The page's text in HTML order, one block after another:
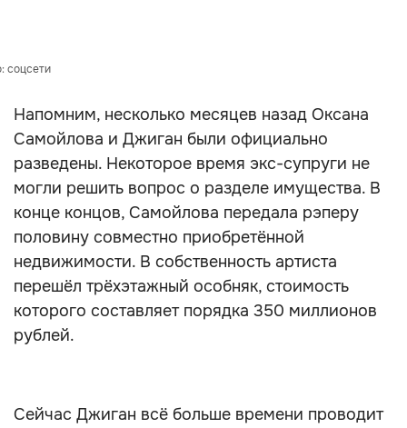
соцсети
Напомним, несколько месяцев назад Оксана
Самойлова и Джиган были официально
разведены. Некоторое время экс-супруги не
могли решить вопрос о разделе имущества. В
конце концов, Самойлова передала рэперу
половину совместно приобретённой
недвижимости. В собственность артиста
перешёл трёхэтажный особняк, стоимость
которого составляет порядка 350 миллионов
рублей.
Сейчас Джиган всё больше времени проводит